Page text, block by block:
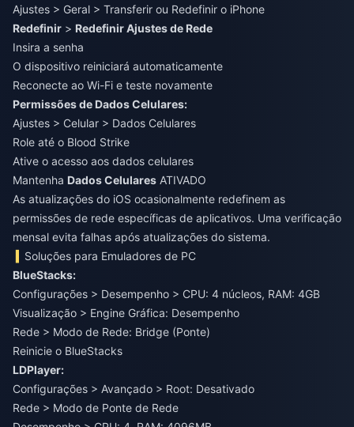
Ajustes > Geral > Transferir ou Redefinir o iPhone
Redefinir > Redefinir Ajustes de Rede
Insira a senha
O dispositivo reiniciará automaticamente
Reconecte ao Wi-Fi e teste novamente
Permissões de Dados Celulares:
Ajustes > Celular > Dados Celulares
Role até o Blood Strike
Ative o acesso aos dados celulares
Mantenha Dados Celulares ATIVADO
As atualizações do iOS ocasionalmente redefinem as
permissões de rede específicas de aplicativos. Uma verificação
mensal evita falhas após atualizações do sistema.
Soluções para Emuladores de PC
BlueStacks:
Configurações > Desempenho > CPU: 4 núcleos, RAM: 4GB
Visualização > Engine Gráfica: Desempenho
Rede > Modo de Rede: Bridge (Ponte)
Reinicie o BlueStacks
LDPlayer:
Configurações > Avançado > Root: Desativado
Rede > Modo de Ponte de Rede